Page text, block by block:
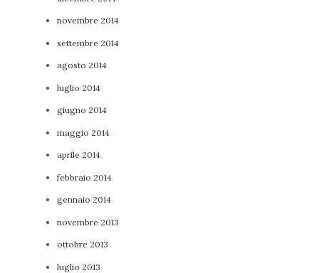
novembre 2014
settembre 2014
agosto 2014
luglio 2014
giugno 2014
maggio 2014
aprile 2014
febbraio 2014
gennaio 2014
novembre 2013
ottobre 2013
luglio 2013